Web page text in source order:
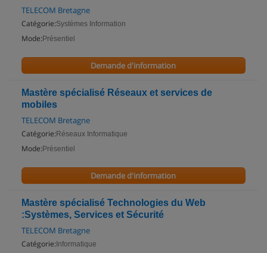
TELECOM Bretagne
Catégorie:Systèmes Information
Mode: Présentiel
Demande d'information
Mastère spécialisé Réseaux et services de
mobiles
TELECOM Bretagne
Catégorie: Réseaux Informatique
Mode: Présentiel
Demande d'information
Mastère spécialisé Technologies du Web
:Systèmes, Services et Sécurité
TELECOM Bretagne
Catégorie: Informatique